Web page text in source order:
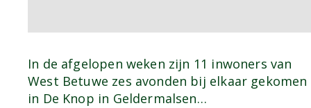
In de afgelopen weken zijn 11 inwoners van
West Betuwe zes avonden bij elkaar gekomen
in De Knop in Geldermalsen…